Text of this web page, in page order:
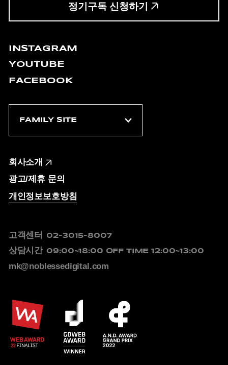
정기구독 신청하기
INSTAGRAM
YOUTUBE
FACEBOOK
회사소개
광고/제휴 문의
개인정보보호방침
고객센터 02-3015-8007
상담시간 09:00~18:00 OFF TIME 12:00~13:00
mk@noblessedigital.com